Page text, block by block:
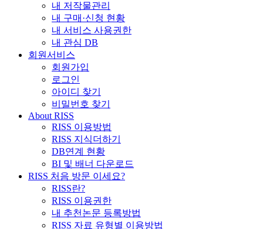
내 저작물관리
내 구매·신청 현황
내 서비스 사용권한
내 관심 DB
회원서비스
회원가입
로그인
아이디 찾기
비밀번호 찾기
About RISS
RISS 이용방법
RISS 지식더하기
DB연계 현황
BI 및 배너 다운로드
RISS 처음 방문 이세요?
RISS란?
RISS 이용권한
내 추천논문 등록방법
RISS 자료 유형별 이용방법